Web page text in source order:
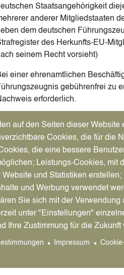
Staatsangehörigkeit
anderer Mitgliedstaaten
dem deutschen
des Herkunfts-EU-
seinem Recht vorsieht)
einer ehrenamtlichen
gebührenfrei zu
erforderlich.
Das Führungszeugnis wird je nach
Bundesamt verwaltet das
beachten Sie, dass Sie das
beantragen können.
Unterlagen
genaue Postanschrift der
auf den Seiten dieser
Cookies, die für die
die eine bessere
Leistungs-Cookies, mit
Website und Statistiken
und Werbung verwendet
Sie sich mit der
unter "Einstellungen"
Ihre Zustimmung für die Zukunft
Impressum